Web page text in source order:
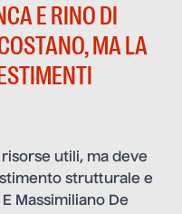
E RINO DI
MA LA
risorse utili, ma deve
strutturale e
Massimiliano De